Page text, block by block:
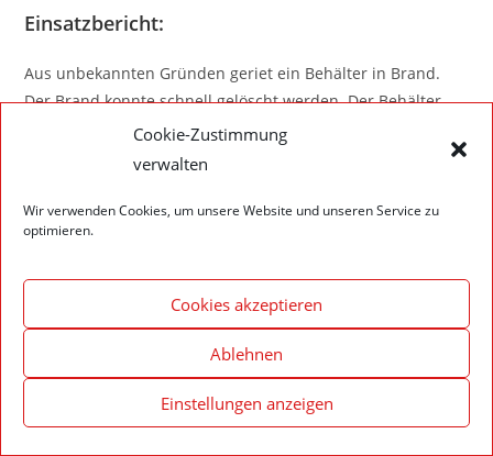
Cookie-Zustimmung
verwalten
Wir verwenden Cookies, um unsere Website und unseren Service zu
optimieren.
Cookies akzeptieren
Ablehnen
Einstellungen anzeigen
Einsatzbericht:
Aus unbekannten Gründen geriet ein Behälter in Brand.
Der Brand konnte schnell gelöscht werden. Der Behälter
musste allerdings noch längere Zeit gekühlt werden.